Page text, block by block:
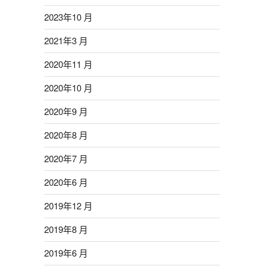
2023年10 月
2021年3 月
2020年11 月
2020年10 月
2020年9 月
2020年8 月
2020年7 月
2020年6 月
2019年12 月
2019年8 月
2019年6 月